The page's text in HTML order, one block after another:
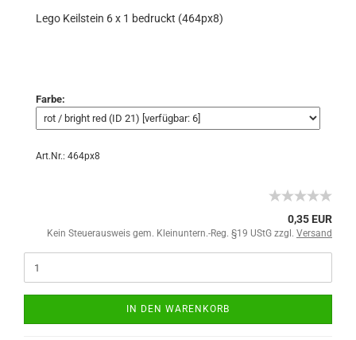
Lego Keilstein 6 x 1 bedruckt (464px8)
Farbe:
Art.Nr.: 464px8
0,35 EUR
Kein Steuerausweis gem. Kleinuntern.-Reg. §19 UStG zzgl. Versand
IN DEN WARENKORB